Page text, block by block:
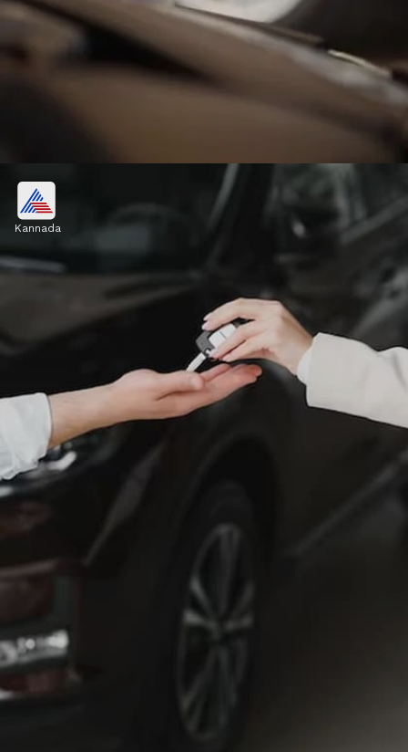
ಹೊಸ ಕಾರು ಬಜೆಟ್ ಹಾಳು ಮಾಡಬಾರದು
ಅನೇಕ ಜನರು ಸಾಲ ಪಡೆದು ದುಬಾರಿ ಕಾರನ್ನು
ಖರೀದಿಸುತ್ತಾರೆ. ನಂತರ ಭಾರಿ EMI ಪಾವತಿಸಬೇಕಾಗುತ್ತದೆ,
ಇದರಿಂದ ಅವರ ಬಜೆಟ್ ಹಾಳಾಗುತ್ತದೆ. ಆದ್ದರಿಂದ ಕಾರಿನ
ಬಜೆಟ್ ಅನ್ನು ಮೊದಲೇ ನಿರ್ಧರಿಸಬೇಕು.
Kannada